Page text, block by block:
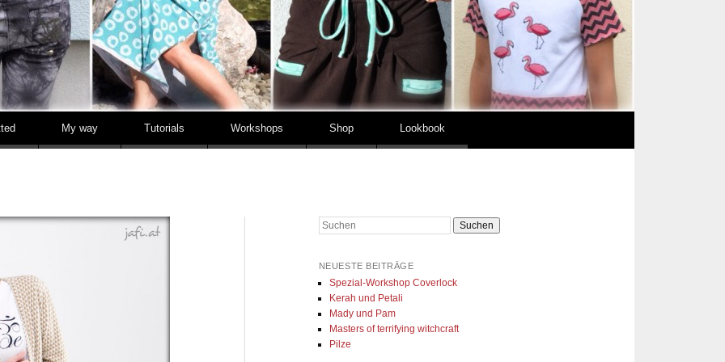
My way Tutorials Workshops Shop Lookbook
Suchen
NEUESTE BEITRÄGE
Spezial-Workshop Coverlock
Kerah und Petali
Mady und Pam
Masters of terrifying witchcraft
Pilze